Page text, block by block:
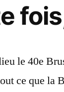
le 40e
ce que la